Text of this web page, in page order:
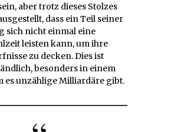
aber trotz dieses Stolzes
dass ein Teil seiner
sich nicht einmal eine
leisten kann, um ihre
zu decken. Dies ist
besonders in einem
es unzählige Milliardäre gibt.